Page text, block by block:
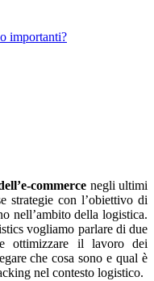
importanti?
commerce negli ultimi
strategie con l’obiettivo di
nell’ambito della logistica.
vogliamo parlare di due
ottimizzare il lavoro dei
che cosa sono e qual è
nel contesto logistico.